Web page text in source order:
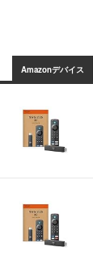
Amazonデバイス